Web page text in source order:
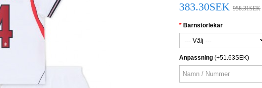
383.30SEK 958.31SEK
Barnstorlekar
Anpassning (+51.63SEK)